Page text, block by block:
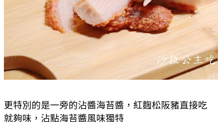
更特別的是一旁的沾醬海苔醬，紅麴松阪豬直接吃
就夠味，沾點海苔醬風味獨特